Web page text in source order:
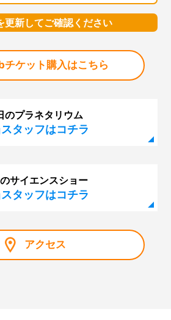
阪市立科学館資料で見るノーベル賞
ショー「マイナス200℃のふしぎ」
ウム「秋の夜長に月見れば」
ると…～夏の雲はモクモク雲～」
は地球のワンダー～鉱物と化石に魅
クション～」
えろ～」
描き方」
更新してご確認ください
チケット購入はこちら
のプラネタリウム
タッフはコチラ
サイエンスショー
タッフはコチラ
アクセス